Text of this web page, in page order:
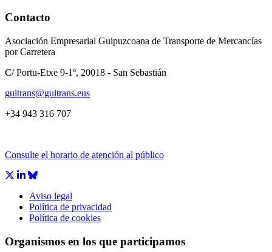
Contacto
Asociación Empresarial Guipuzcoana de Transporte de Mercancías
por Carretera
C/ Portu-Etxe 9-1º, 20018 - San Sebastián
guitrans@guitrans.eus
+34 943 316 707
Consulte el horario de atención al público
Aviso legal
Política de privacidad
Política de cookies
Organismos en los que participamos